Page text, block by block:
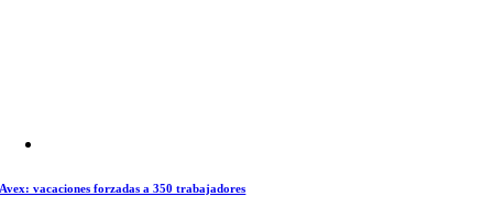
Avex: vacaciones forzadas a 350 trabajadores